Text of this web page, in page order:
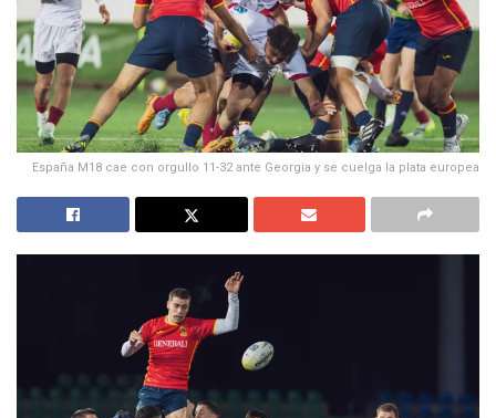
España M18 cae con orgullo 11-32 ante Georgia y se cuelga la plata europea